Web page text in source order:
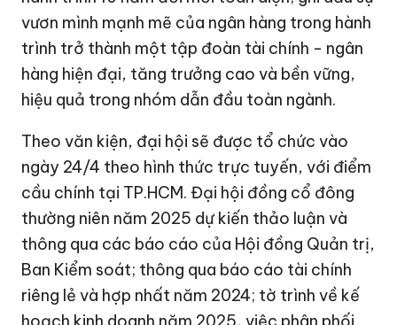
vươn mình mạnh mẽ của ngân hàng trong hành
trình trở thành một tập đoàn tài chính - ngân
hàng hiện đại, tăng trưởng cao và bền vững,
hiệu quả trong nhóm dẫn đầu toàn ngành.
Theo văn kiện, đại hội sẽ được tổ chức vào
ngày 24/4 theo hình thức trực tuyến, với điểm
cầu chính tại TP.HCM. Đại hội đồng cổ đông
thường niên năm 2025 dự kiến thảo luận và
thông qua các báo cáo của Hội đồng Quản trị,
Ban Kiểm soát; thông qua báo cáo tài chính
riêng lẻ và hợp nhất năm 2024; tờ trình về kế